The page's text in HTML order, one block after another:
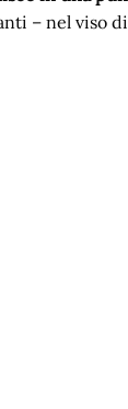
– nel viso di